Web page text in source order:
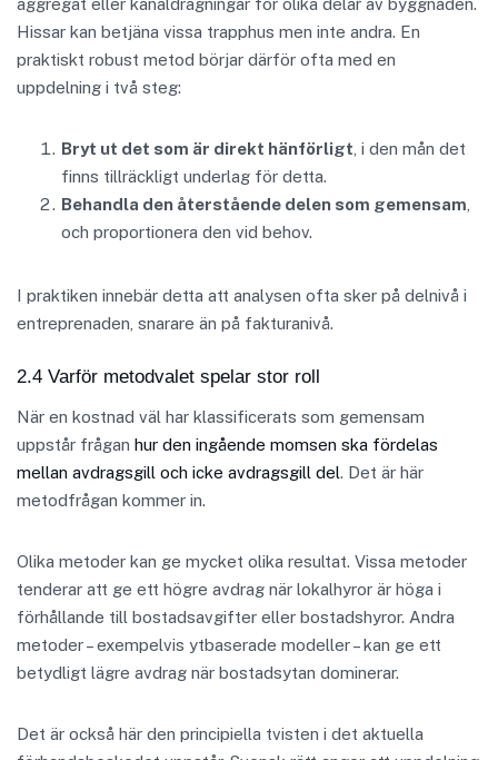
Hissar kan betjäna vissa trapphus men inte andra. En
praktiskt robust metod börjar därför ofta med en
uppdelning i två steg:
Bryt ut det som är direkt hänförligt , i den mån det
finns tillräckligt underlag för detta.
Behandla den återstående delen som gemensam
och proportionera den vid behov.
I praktiken innebär detta att analysen ofta sker på delnivå i
entreprenaden, snarare än på fakturanivå.
2.4 Varför metodvalet spelar stor roll
När en kostnad väl har klassificerats som gemensam
uppstår frågan hur den ingående momsen ska fördelas
mellan avdragsgill och icke avdragsgill del. Det är här
metodfrågan kommer in.
Olika metoder kan ge mycket olika resultat. Vissa metoder
tenderar att ge ett högre avdrag när lokalhyror är höga i
förhållande till bostadsavgifter eller bostadshyror. Andra
metoder – exempelvis ytbaserade modeller – kan ge ett
betydligt lägre avdrag när bostadsytan dominerar.
Det är också här den principiella tvisten i det aktuella